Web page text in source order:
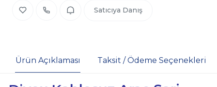
Satıcıya Danış
Ürün Açıklaması Taksit / Ödeme Seçenekleri